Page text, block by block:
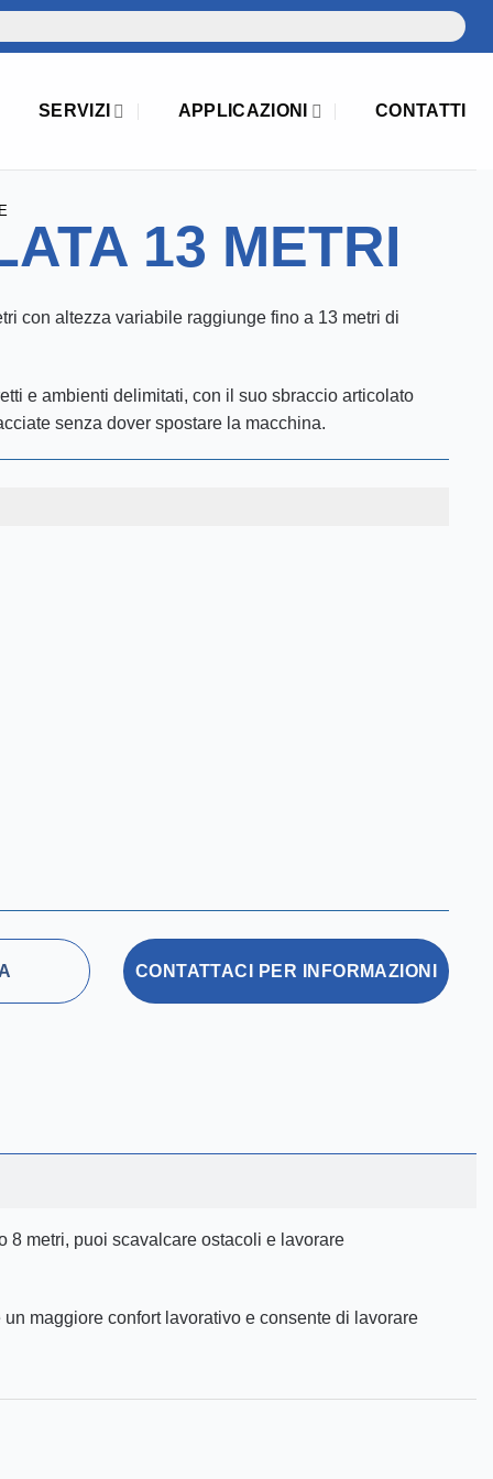
SERVIZI APPLICAZIONI CONTATTI
13 METRI
con altezza variabile raggiunge fino a 13 metri di
e ambienti delimitati, con il suo sbraccio articolato
senza dover spostare la macchina.
CONTATTACI PER INFORMAZIONI
8 metri, puoi scavalcare ostacoli e lavorare
maggiore confort lavorativo e consente di lavorare